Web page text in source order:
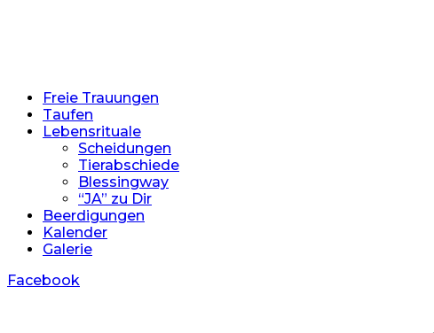
Freie Trauungen
Taufen
Lebensrituale
Scheidungen
Tierabschiede
Blessingway
“JA” zu Dir
Beerdigungen
Kalender
Galerie
Facebook